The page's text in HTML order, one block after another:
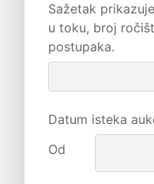
Sažetak
u toku, broj
postupaka.
Datum isteka
Od